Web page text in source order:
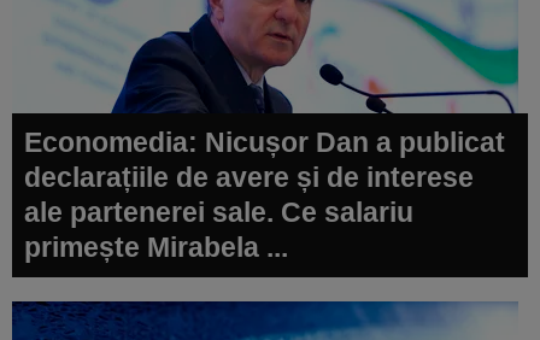
Economedia: Nicușor Dan a publicat
declarațiile de avere și de interese
ale partenerei sale. Ce salariu
primește Mirabela ...